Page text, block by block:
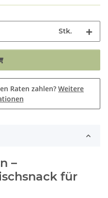
Stk.
Raten zahlen? Weitere
–
für